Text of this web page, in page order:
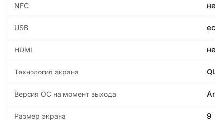
NFC
USB
HDMI
Технология экрана
Версия ОС на момент выхода
Размер экрана 9